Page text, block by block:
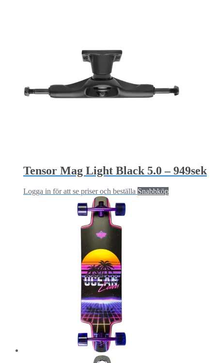
Tensor Mag Light Black 5.0 – 949sek
Logga in för att se priser och beställa Snabbköp